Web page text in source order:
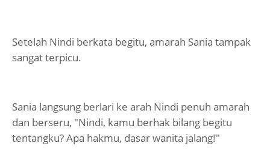
Setelah Nindi berkata begitu, amarah Sania tampak
sangat terpicu.
Sania langsung berlari ke arah Nindi penuh amarah
dan berseru, "Nindi, kamu berhak bilang begitu
tentangku? Apa hakmu, dasar wanita jalang!"